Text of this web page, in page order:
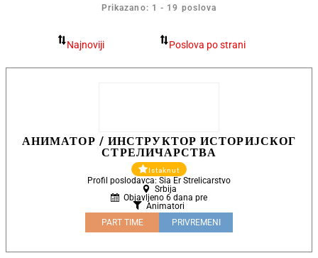
Prikazano: 1 - 19 poslova
АНИМАТОР / ИНСТРУКТОР ИСТОРИЈСКОГ
СТРЕЛИЧАРСТВА
Istaknut
Profil poslodavca: Sia Er Strelicarstvo
Srbija
Objavljeno 6 dana pre
Animatori
PART TIME
PRIVREMENI